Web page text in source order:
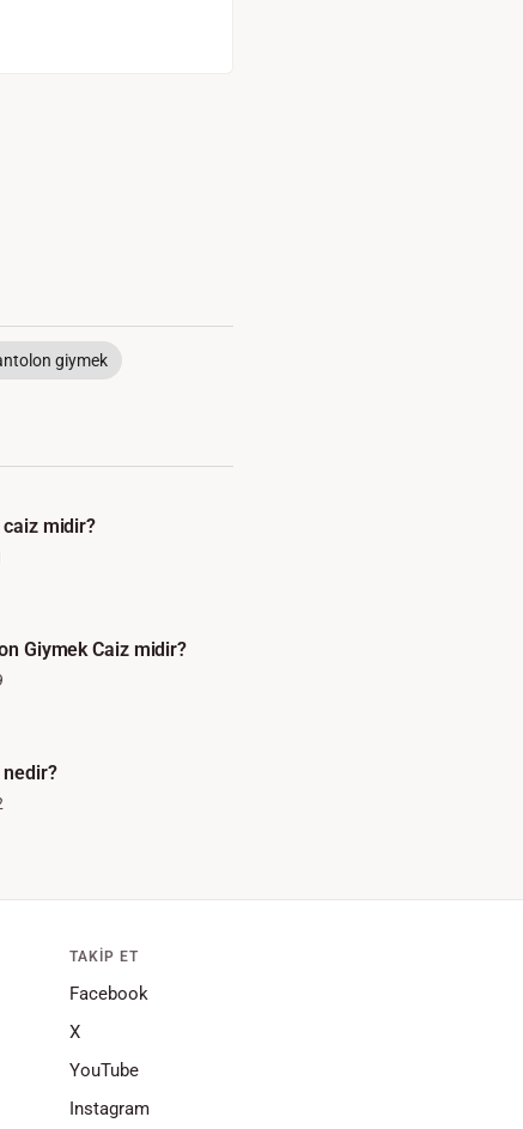
giymek
midir?
Giymek Caiz midir?
TAKIP ET
Facebook
X
YouTube
Instagram